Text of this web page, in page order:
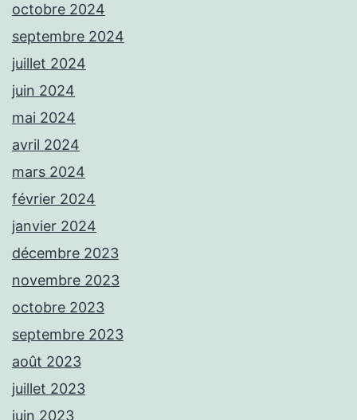
octobre 2024
septembre 2024
juillet 2024
juin 2024
mai 2024
avril 2024
mars 2024
février 2024
janvier 2024
décembre 2023
novembre 2023
octobre 2023
septembre 2023
août 2023
juillet 2023
juin 2023